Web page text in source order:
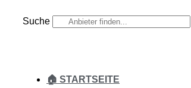
InhaltSuche
🏠 STARTSEITE